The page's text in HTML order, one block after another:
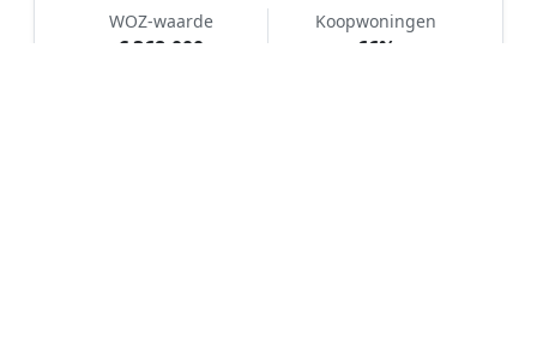
WOZ-waarde
€ 368.000
Koopwoningen
66%